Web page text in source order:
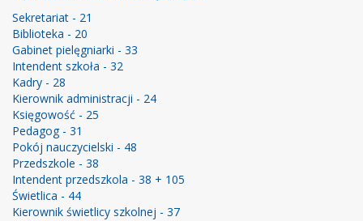
Sekretariat - 21
Biblioteka - 20
Gabinet pielęgniarki - 33
Intendent szkoła - 32
Kadry - 28
Kierownik administracji - 24
Księgowość - 25
Pedagog - 31
Pokój nauczycielski - 48
Przedszkole - 38
Intendent przedszkola - 38 + 105
Świetlica - 44
Kierownik świetlicy szkolnej - 37